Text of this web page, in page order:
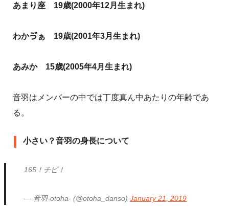
あまり座 19歳(2000年12月生まれ)
わかゔぁ 19歳(2001年3月生まれ)
あみか 15歳(2005年4月生まれ)
音羽はメンバーの中では丁度真ん中あたりの年齢であ
る。
小さい？音羽の身長について
165！チビ！
— 音羽-otoha- (@otoha_danso)January 21, 2019